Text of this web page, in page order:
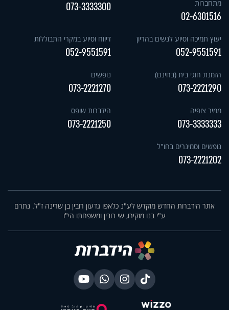
מתחברות
02-6301516
073-3333300
יעוץ תמיכה וסיוע לנשים בהריון
052-9551591
דיווח וסיוע במקרי התבוללות
052-9551591
הזמנת חוגי בית (בחינם)
073-2221290
נופשים
073-2221270
ממיר צופיה
073-3333333
הידברות שופס
073-2221250
נופשים וסמינרים בחו"ל
073-2221202
אתר הידברות החדש מוקדש לע"נ כלאפו גדעון רובין בן שרינה ז"ל. נתרם
ע"י בנו מוקירו, שי רובין ומשפחתו הי"ו